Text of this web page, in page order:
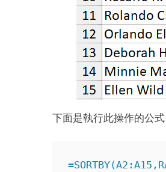
下面是執行此操作的公式